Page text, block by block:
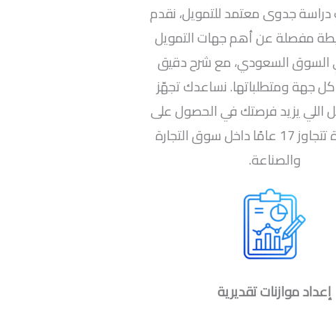
دراسة جدوى معتمد للتمويل، نقدم
مفصلة عن أهم جهات التمويل
السوق السعودي، مع شرح دقيق
جهة ومتطلباتها. نساعدك تجهّز
اللي يزيد فرصتك في الحصول على
الدعم، بخبرة تتجاوز 17 عامًا داخل سوق التجارة
والصناعة.
إعداد موازنات تقديرية